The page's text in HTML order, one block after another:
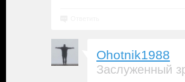
Ohotnik1988
Заслуженный